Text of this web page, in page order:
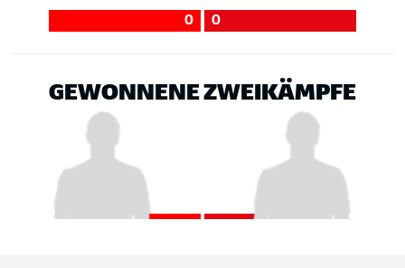
0 0
GEWONNENE ZWEIKÄMPFE